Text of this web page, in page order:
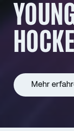
Mehr